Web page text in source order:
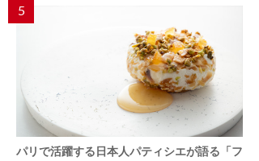
5
パリで活躍する日本人パティシエが語る「フ